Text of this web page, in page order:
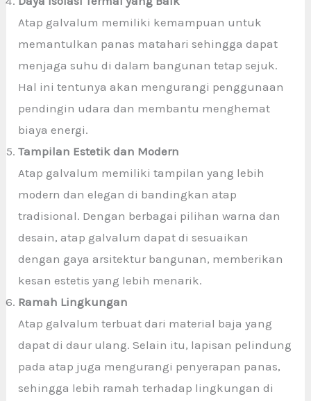
Atap galvalum memiliki kemampuan untuk
memantulkan panas matahari sehingga dapat
menjaga suhu di dalam bangunan tetap sejuk.
Hal ini tentunya akan mengurangi penggunaan
pendingin udara dan membantu menghemat
biaya energi.
Tampilan Estetik dan Modern
Atap galvalum memiliki tampilan yang lebih
modern dan elegan di bandingkan atap
tradisional. Dengan berbagai pilihan warna dan
desain, atap galvalum dapat di sesuaikan
dengan gaya arsitektur bangunan, memberikan
kesan estetis yang lebih menarik.
Ramah Lingkungan
Atap galvalum terbuat dari material baja yang
dapat di daur ulang. Selain itu, lapisan pelindung
pada atap juga mengurangi penyerapan panas,
sehingga lebih ramah terhadap lingkungan di